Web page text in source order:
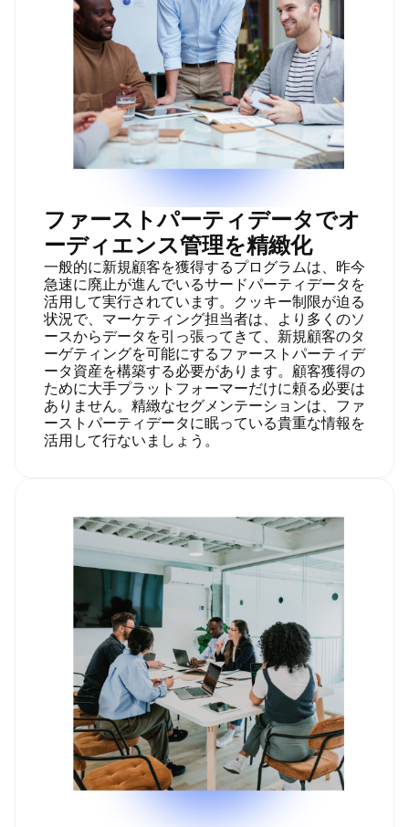
ファーストパーティデータでオ
ーディエンス管理を精緻化
一般的に新規顧客を獲得するプログラムは、昨今
急速に廃止が進んでいるサードパーティデータを
活用して実行されています。クッキー制限が迫る
状況で、マーケティング担当者は、より多くのソ
ースからデータを引っ張ってきて、新規顧客のタ
ーゲティングを可能にするファーストパーティデ
ータ資産を構築する必要があります。顧客獲得の
ために大手プラットフォーマーだけに頼る必要は
ありません。精緻なセグメンテーションは、ファ
ーストパーティデータに眠っている貴重な情報を
活用して行ないましょう。